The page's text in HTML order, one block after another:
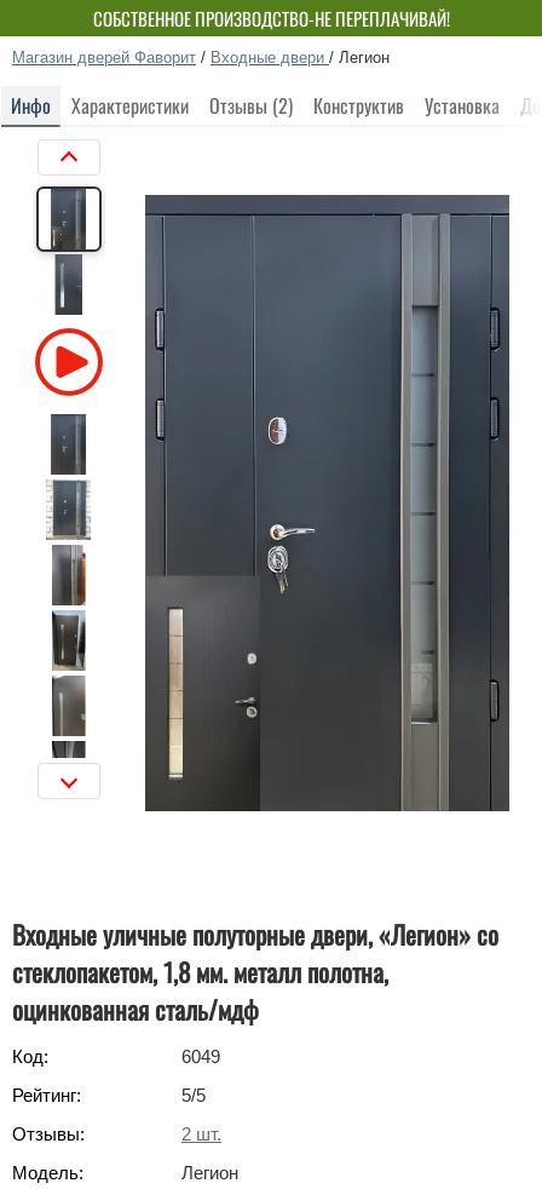
СОБСТВЕННОЕ ПРОИЗВОДСТВО-НЕ ПЕРЕПЛАЧИВАЙ!
Магазин дверей Фаворит / Входные двери / Легион
Инфо Характеристики Отзывы (2) Конструктив Установка
Входные уличные полуторные двери, «Легион» со
стеклопакетом, 1,8 мм. металл полотна,
оцинкованная сталь/мдф
Код:
6049
Рейтинг:
5/5
Отзывы:
2 шт.
Модель:
Легион